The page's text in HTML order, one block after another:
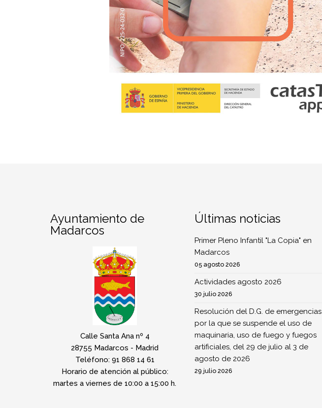
Ayuntamiento de
Madarcos
Calle Santa Ana nº 4
28755 Madarcos - Madrid
Teléfono: 91 868 14 61
Horario de atención al público:
martes a viernes de 10:00 a 15:00 h.
Últimas noticias
Primer Pleno Infantil "La Copia" en
Madarcos
05 agosto 2026
Actividades agosto 2026
30 julio 2026
Resolución del D.G. de emergencias
por la que se suspende el uso de
maquinaria, uso de fuego y fuegos
artificiales, del 29 de julio al 3 de
agosto de 2026
29 julio 2026